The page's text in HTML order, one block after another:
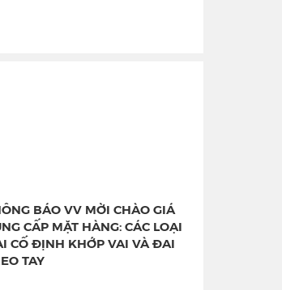
BÁO VV MỜI CHÀO GIÁ
CẤP MẶT HÀNG: CÁC LOẠI
CỐ ĐỊNH KHỚP VAI VÀ ĐAI
TAY